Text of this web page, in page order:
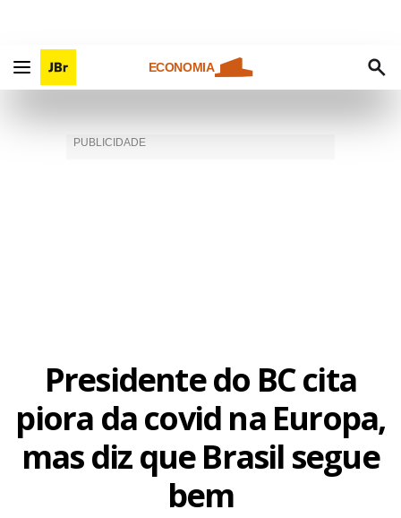
ECONOMIA
Presidente do BC cita
piora da covid na Europa,
mas diz que Brasil segue
bem